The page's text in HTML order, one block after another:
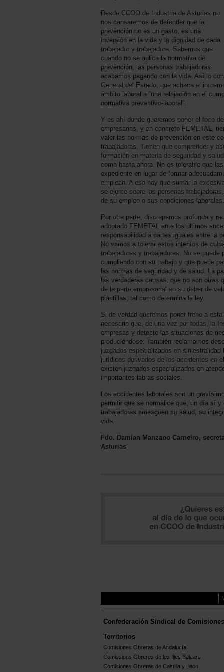
Desde CCOO de Industria de Asturias no
nos cansaremos de defender que la
prevención no es un gasto, es una
inversión en la vida y la dignidad de cada
trabajador y trabajadora. Sabemos que
cuando no se aplica la normativa de
prevención, las personas trabajadoras
acabamos pagando con la vida. Así lo
General del Estado, que achaca el
ámbito laboral a “una relajación en el
normativa preventivo-laboral”.
Y es ahí donde queremos poner el foco
empresarios, y en concreto FEMETAL,
valer las normas de prevención en este
trabajadoras. Tienen que comprender y
formación en materia de seguridad y
como hasta ahora. No es tolerable que
expediente en lugar de formar
emplean. A eso hay que sumar la
se ejerce sobre las personas
de su empleo o sus condiciones laborales.
Por otra parte, discrepamos profunda y
adoptado FEMETAL ante los últimos
responsabilidad a partes iguales entre la
No vamos a tolerar estos intentos de
trabajadores y trabajadoras. No se
cumpliendo con su trabajo y que puede
las normas de seguridad y de salud. La
las verdaderas causas, que no son otras
de la parte empresarial en su deber de
plantillas, tal como determina la ley.
Si de verdad queremos poner freno a
necesario que, de una vez por todas, la
empresas y detecte las situaciones de
produciéndose. También reclamamos
juzgados especializados en
jurídicos derivados de los accidentes en
existen juzgados especializados en
importantes labras sociales.
Los accidentes laborales son un
permitir que se normalice que, un día sí
trabajadoras arriesguen su salud, su
vida.
Fdo. Damian Manzano Carneiro,
Asturias
Confederación Sindical de
Territorios
Comisiones Obreras de Andalucía
Comissions Obreres de les Illes Balears
Comisiones Obreras de Castilla y León